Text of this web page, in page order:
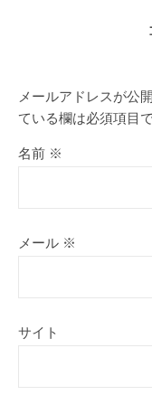
メールアドレスが公
ている欄は必須項目
名前 ※
メール ※
サイト